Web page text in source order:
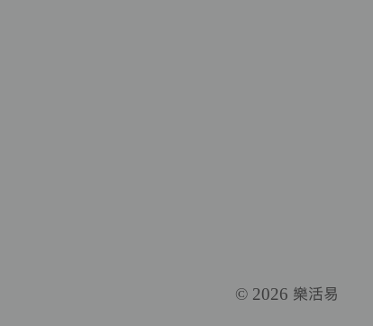
© 2026 樂活易